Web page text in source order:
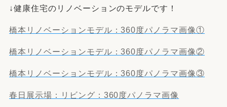
↓健康住宅のリノベーションのモデルです！
橋本リノベーションモデル：360度パノラマ画像①
橋本リノベーションモデル：360度パノラマ画像②
橋本リノベーションモデル：360度パノラマ画像③
春日展示場：リビング：360度パノラマ画像